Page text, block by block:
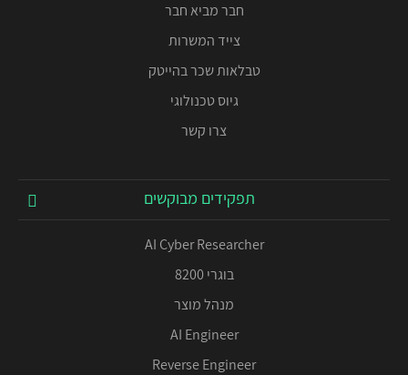
חבר מביא חבר
צייד המשרות
טבלאות שכר בהייטק
גיוס טכנולוגי
צרו קשר
תפקידים מבוקשים
AI Cyber Researcher
בוגרי 8200
מנהל מוצר
AI Engineer
Reverse Engineer